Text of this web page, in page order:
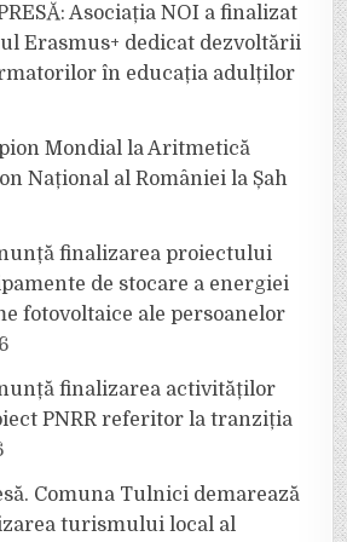
Asociația NOI a finalizat
Erasmus+ dedicat dezvoltării
în educația adulților
Mondial la Aritmetică
Național al României la Șah
finalizarea proiectului
de stocare a energiei
fotovoltaice ale persoanelor
finalizarea activităților
PNRR referitor la tranziția
Comuna Tulnici demarează
turismului local al